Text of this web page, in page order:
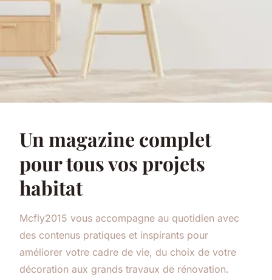
Un magazine complet
pour tous vos projets
habitat
Mcfly2015 vous accompagne au quotidien avec
des contenus pratiques et inspirants pour
améliorer votre cadre de vie, du choix de votre
décoration aux grands travaux de rénovation.